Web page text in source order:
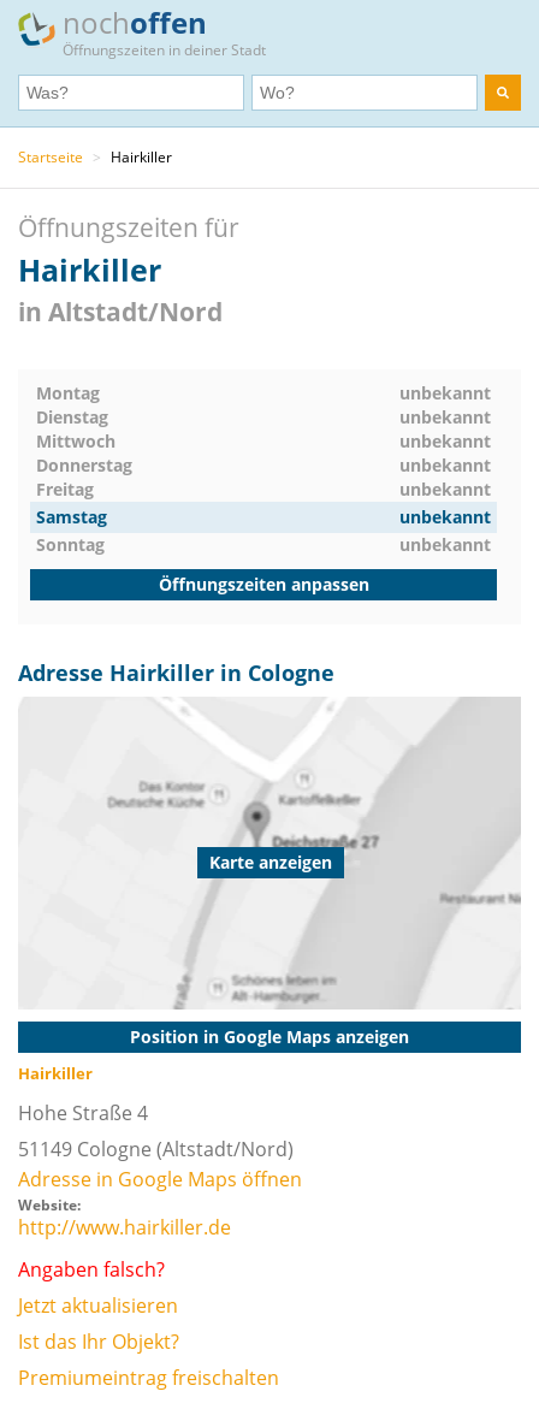
nochoffen
Öffnungszeiten in deiner Stadt
Startseite > Hairkiller
Öffnungszeiten für
Hairkiller
in Altstadt/Nord
Montag
unbekannt
Dienstag
unbekannt
Mittwoch
unbekannt
Donnerstag
unbekannt
Freitag
unbekannt
Samstag
unbekannt
Sonntag
unbekannt
Öffnungszeiten anpassen
Adresse Hairkiller in Cologne
Karte anzeigen
Position in Google Maps anzeigen
Hairkiller
Hohe Straße 4
51149 Cologne (Altstadt/Nord)
Adresse in Google Maps öffnen
Website:
http://www.hairkiller.de
Angaben falsch?
Jetzt aktualisieren
Ist das Ihr Objekt?
Premiumeintrag freischalten